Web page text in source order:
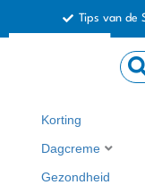
Tips van de
...
Korting
Dagcreme
Gezondheid